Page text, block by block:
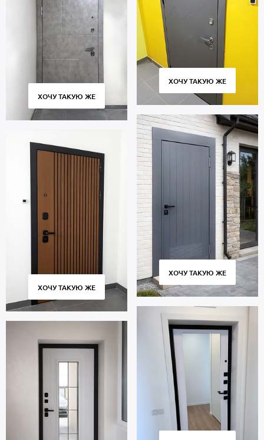
ХОЧУ ТАКУЮ ЖЕ
ХОЧУ ТАКУЮ ЖЕ
ХОЧУ ТАКУЮ ЖЕ
ХОЧУ ТАКУЮ ЖЕ